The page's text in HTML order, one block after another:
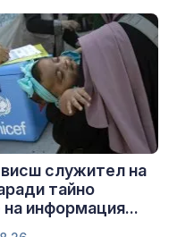
служител на
тайно
на информация...